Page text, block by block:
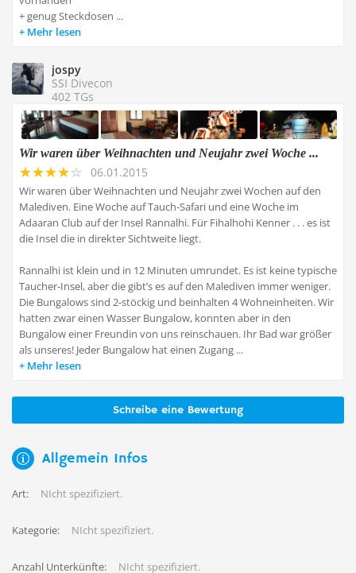
+ genug Steckdosen ...
Mehr lesen
jospy
SSI Divecon
402 TGs
Wir waren über Weihnachten und Neujahr zwei Woche ...
06.01.2015
Wir waren über Weihnachten und Neujahr zwei Wochen auf den
Malediven. Eine Woche auf Tauch-Safari und eine Woche im
Adaaran Club auf der Insel Rannalhi. Für Fihalhohi Kenner . . . es ist
die Insel die in direkter Sichtweite liegt.
Rannalhi ist klein und in 12 Minuten umrundet. Es ist keine typische
Taucher-Insel, aber die gibt’s es auf den Malediven immer weniger.
Die Bungalows sind 2-stöckig und beinhalten 4 Wohneinheiten. Wir
hatten zwar einen Wasser Bungalow, konnten aber in den
Bungalow einer Freundin von uns reinschauen. Ihr Bad war größer
als unseres! Jeder Bungalow hat einen Zugang ...
Mehr lesen
Schreibe eine Bewertung
Allgemein Infos
Art: NIcht spezifiziert.
Kategorie: NIcht spezifiziert.
Anzahl Unterkünfte: NIcht spezifiziert.